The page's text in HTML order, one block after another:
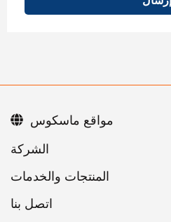
اتصل بنا
مواقع ماسكوس